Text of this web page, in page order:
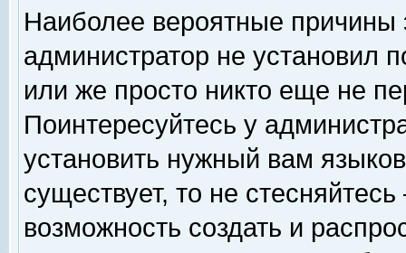
Наиболее вероятные причины
администратор не установил
или же просто никто еще не
Поинтересуйтесь у
установить нужный вам
существует, то не
возможность создать и